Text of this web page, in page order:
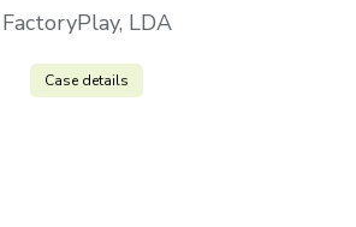
FactoryPlay, LDA
Case details